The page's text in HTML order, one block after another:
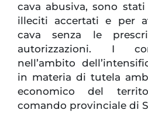
cava abusiva, sono
illeciti accertati e per
cava senza le
autorizzazioni. I
nell’ambito
in materia di tutela
economico del
comando provinciale di